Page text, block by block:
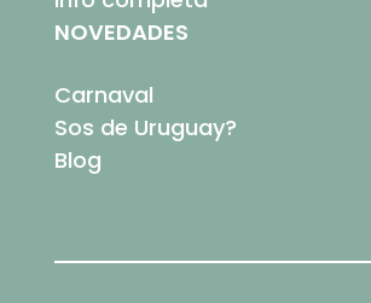
NOVEDADES
Carnaval
Sos de Uruguay?
Blog